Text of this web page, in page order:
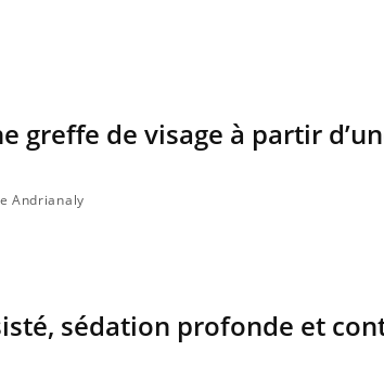
greffe de visage à partir
Andrianaly
sédation profonde et
votre ventre
t-il les premiers